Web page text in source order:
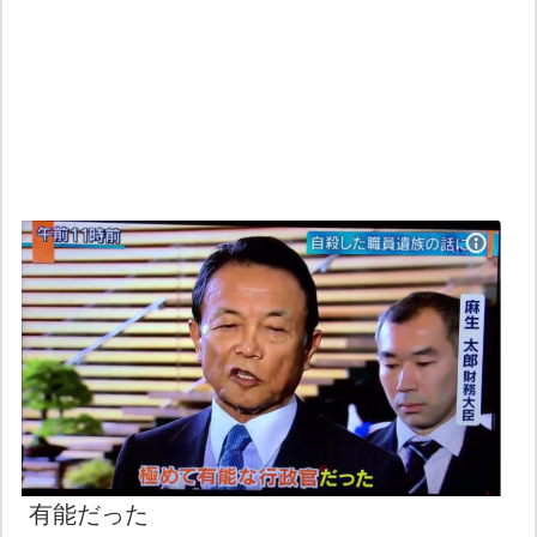
有能だった